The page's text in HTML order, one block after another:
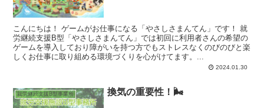
こんにちは！ ゲームがお仕事になる「やさしさまんてん」です！ 就
労継続支援B型「やさしさまんてん」では初回に利用者さんの希望の
ゲームを導入しており障がいを持つ方でもストレスなくのびのびと楽
しくお仕事に取り組める環境づくりを心がけてます。...
2024.01.30
就労継続支援B型事業所 換気の重要性！🌬️